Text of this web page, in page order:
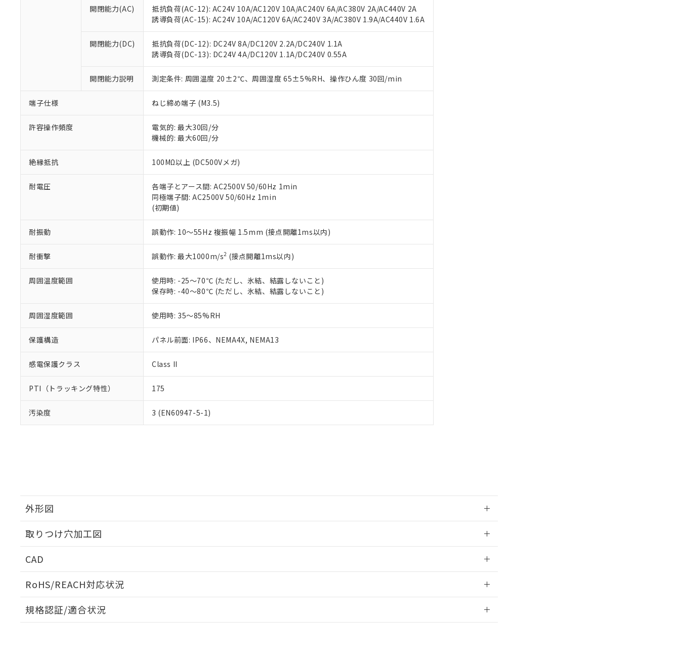
開閉能力(AC)
抵抗負荷(AC-12): AC24V 10A/AC120V 10A/AC240V 6A/AC380V 2A/AC440V 2A
誘導負荷(AC-15): AC24V 10A/AC120V 6A/AC240V 3A/AC380V 1.9A/AC440V 1.6A
開閉能力(DC)
抵抗負荷(DC-12): DC24V 8A/DC120V 2.2A/DC240V 1.1A
誘導負荷(DC-13): DC24V 4A/DC120V 1.1A/DC240V 0.55A
開閉能力説明 測定条件: 周囲温度 20±2℃、周囲湿度 65±5%RH、操作ひん度 30回/min
端子仕様 ねじ締め端子 (M3.5)
許容操作頻度
電気的: 最大30回/分
機械的: 最大60回/分
絶縁抵抗 100MΩ以上 (DC500Vメガ)
耐電圧
各端子とアース間: AC2500V 50/60Hz 1min
同極端子間: AC2500V 50/60Hz 1min
(初期値)
耐振動 誤動作: 10～55Hz 複振幅 1.5mm (接点開離1ms以内)
耐衝撃 誤動作: 最大1000m/s2 (接点開離1ms以内)
周囲温度範囲
使用時: -25～70℃ (ただし、氷結、結露しないこと)
保存時: -40～80℃ (ただし、氷結、結露しないこと)
周囲湿度範囲 使用時: 35～85%RH
保護構造 パネル前面: IP66、NEMA4X, NEMA13
感電保護クラス Class II
PTI（トラッキング特性） 175
汚染度 3 (EN60947-5-1)
外形図
取りつけ穴加工図
CAD
RoHS/REACH対応状況
EU RoHS 注意事項・凡例
規格認証/適合状況
本サービスは、当社制御機器事業取扱商品の当社在庫状況および標準価格(税抜)を提供させていただ
くものです。
当社制御機器事業取扱商品の中には、本サービスの対象外となる商品もあることをご了承ください。
のであり、閲覧された時点での実際の在庫および標準価格とは異なる場合があることをご了承くださ
い。
正式な納期状況および標準価格はお客様のお取引先、またはお客様担当のオムロン制御機器販売店・
当社販売員にご相談ください。
オムロン制御機器販売店や当社販売拠点は「販売ネットワーク
」をご確認ください。
在庫状況および標準価格結果を当社の事前の承諾なく第三者に漏洩または開示しないようお願いしま
マイパーツ機能（部品リスト作成サービス）をご利用いただくには、I-Webメンバーズにご登録され
ている必要があります。
お客様が当ウェブサイト上で当社にご登録された部品リストについて、当社および当社の共同利用者
さい。
※当社の共同利用者とは、"個人情報の共同利用に関して"
の「1.共同利用者の範囲」に記載されて
いる法人を指します。
*EU RoHS指令（10物質）：
鉛(Pb) 1000ppm以下、 水銀(Hg) 1000ppm以下、 カドミウム(Cd) 100ppm以下、
六価クロム(Cr(Ⅵ)) 1000ppm以下、ポリ臭化ビフェニル類(PBB) 1000ppm以下、ポリ臭化ジフェニルエーテル類(PBDE) 1000ppm以下、
但し、RoHS指令で産業用監視および制御機器に対する適用除外項目は除く。
フタル酸エステル類の４物質については閾値を超える意図的な使用がないことを確認しています。
※2 対応予定月
部品在庫の切り替え状況などにより、予定月が前後することがあります。
※3 非含有証明書ダウンロード
下記の非含有証明書をダウンロードすることができます。
EU RoHS指令（10物質）の非含有証明書
51物質の非含有証明書（当社基準）
※本証明書は発行日時点で非含有を証明するもので、過去に遡って非含有を証明するものではありません。
また、RoHS指令のフタル酸エステル類４物質の対応では、対応完了までの期間は出荷製品に未対応品が
混在することから備考欄に対応日を記載しておりました。
り割愛しております。
「－」：未確認です。当社販売部門へお問い合わせください。
*中国RoHS10物質の基準値 (GB/T26572)：
Pb(鉛) :1000ppm、 Hg(水銀) : 1000ppm、 Cd(カドミウム) : 100ppm、
Cr(Ⅵ)(六価クロム) : 1000ppm、 PBBs(ポリ臭化ビフェニル類) : 1000ppm、 PBDEs(ポリ臭化ジフェニルエーテル類) : 1000ppm、
DBP(フタル酸ジブチル) : 1000ppm、 DIBP(フタル酸ジイソブチル) : 1000ppm、 BBP(フタル酸ブチルベンジル) : 1000ppm、
DEHP(フタル酸ビス(2-エチルヘキシル)) : 1000ppm
※2 環境保護使用期限
「ｅ」：有害物質（10物質）のすべてが基準値以下であることを示します。
「10」：通常の使用状況下において有害物質が外部に漏えいし、環境に深刻な影響を及ぼさない年数を意
味します。
当社は、これら貴社製品のうち、外国為替および外国貿易法に定める商品（以下｢規制貨物等」とい
う）を輸出または国外への提供する場合は、日本国政府の輸出許可(または役務取引許可)を取得する
当社は規制貨物を破棄する場合は、完全に破砕するなど、違法に輸出されないよう必要な手段を講じ
ます。
当社は貴社製品を、核兵器、ミサイル、化学兵器、生物兵器またはその他武器並びにこれらの製造装
当社は、貴社製品を第三者に販売する場合は、上記1、2および3の内容を当該第三者に通知します。
また当社は、販売先および販売に係わる関係者が違法に輸出するおそれがある場合は、取り引きをい
たしません。
記
号
説明
○ 一定数以上の在庫あり
△ 一定数には満たないが在庫あり
－
在庫なし(最新の在庫状況については、お客様のお取引先、またはお客様担当のオムロン制御
機器販売店・当社販売員にご確認ください)
空
白
受注生産機種、また在庫状況の情報を公開していない機種